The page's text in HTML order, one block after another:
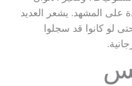
المشهد. يشعر العديد
كانوا قد سجلوا